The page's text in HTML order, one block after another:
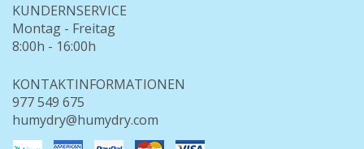
KUNDERNSERVICE
Montag - Freitag
8:00h - 16:00h
KONTAKTINFORMATIONEN
977 549 675
humydry@humydry.com